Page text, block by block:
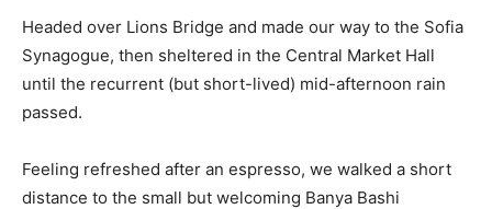
Headed over Lions Bridge and made our way to the Sofia
Synagogue, then sheltered in the Central Market Hall
until the recurrent (but short-lived) mid-afternoon rain
passed.
Feeling refreshed after an espresso, we walked a short
distance to the small but welcoming Banya Bashi